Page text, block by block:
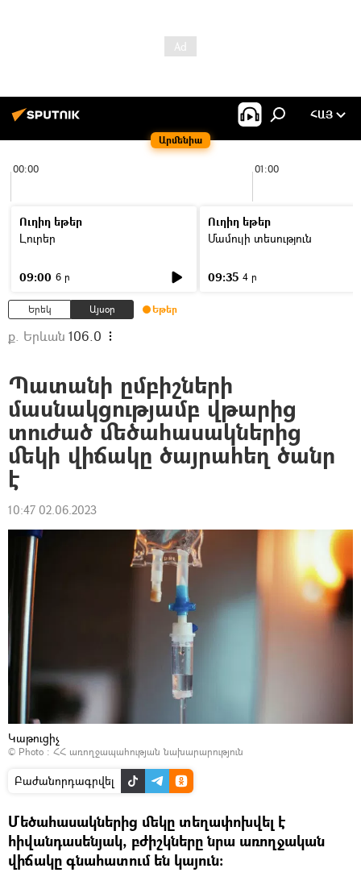
Արմենիա
ՀԱՅ
00:00 01:00
Ուղիղ եթեր
Լուրեր
09:00 6 ր
Ուղիղ եթեր
Մամուլի տեսություն
09:35 4 ր
Երեկ Այսօր Եթեր
ք. Երևան 106.0
Պատանի ըմբիշների
մասնակցությամբ վթարից
տուժած մեծահասակներից
մեկի վիճակը ծայրահեղ ծանր
է
10:47 02.06.2023
Կաթուցիչ
© Photo : ՀՀ առողջապահության նախարարություն
Բաժանորդագրվել
Մեծահասակներից մեկը տեղափոխվել է
հիվանդասենյակ, բժիշկները նրա առողջական
վիճակը գնահատում են կայուն։